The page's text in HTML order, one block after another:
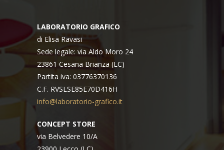
LABORATORIO GRAFICO
di Elisa Ravasi
Sede legale: via Aldo Moro 24
23861 Cesana Brianza (LC)
Partita iva: 03776370136
C.F. RVSLSE85E70D416H
info@laboratorio-grafico.it
CONCEPT STORE
via Belvedere 10/A